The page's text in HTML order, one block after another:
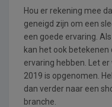
Hou er rekening mee
geneigd zijn om een
een goede ervaring.
kan het ook
ervaring hebben. Let
2019 is opgenomen.
dan verder naar een
branche.